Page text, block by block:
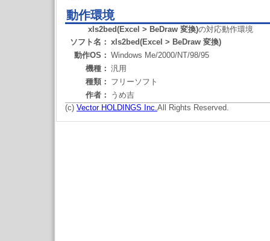
動作環境
xls2bed(Excel > BeDraw 変換)の対応動作環境
ソフト名： xls2bed(Excel > BeDraw 変換)
動作OS： Windows Me/2000/NT/98/95
機種： 汎用
種類： フリーソフト
作者：
うめ吉
(c) Vector HOLDINGS Inc.All Rights Reserved.